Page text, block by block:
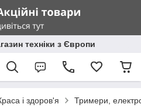
техніки з Європи
і здоров'я Тримери,